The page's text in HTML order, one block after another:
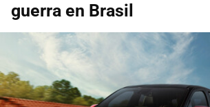
guerra en Brasil